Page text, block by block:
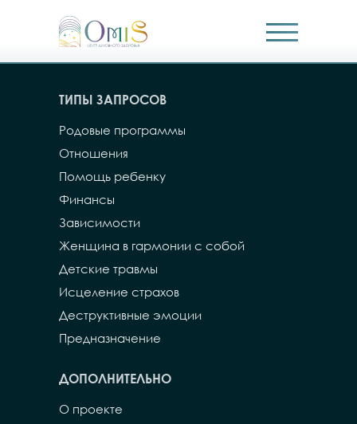
О проекте
ДОПОЛНИТЕЛЬНО
Родовые программы
Отношения
Помощь ребенку
Финансы
ТИПЫ ЗАПРОСОВ
Женщина в гармонии с собой
Детские травмы
Исцеление страхов
Деструктивные эмоции
Зависимости
Предназначение